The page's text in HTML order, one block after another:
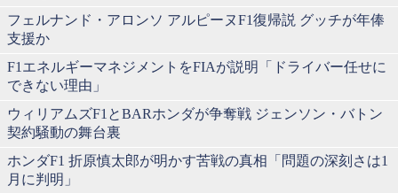
フェルナンド・アロンソ アルピーヌF1復帰説 グッチが年俸
支援か
F1エネルギーマネジメントをFIAが説明「ドライバー任せに
できない理由」
ウィリアムズF1とBARホンダが争奪戦 ジェンソン・バトン
契約騒動の舞台裏
ホンダF1 折原慎太郎が明かす苦戦の真相「問題の深刻さは1
月に判明」